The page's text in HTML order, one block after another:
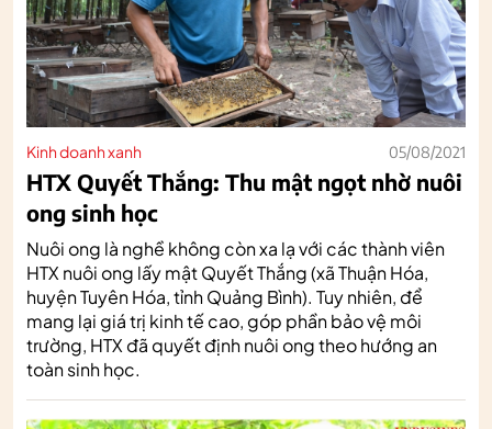
Kinh doanh xanh 05/08/2021
HTX Quyết Thắng: Thu mật ngọt nhờ nuôi
ong sinh học
Nuôi ong là nghề không còn xa lạ với các thành viên
HTX nuôi ong lấy mật Quyết Thắng (xã Thuận Hóa,
huyện Tuyên Hóa, tỉnh Quảng Bình). Tuy nhiên, để
mang lại giá trị kinh tế cao, góp phần bảo vệ môi
trường, HTX đã quyết định nuôi ong theo hướng an
toàn sinh học.